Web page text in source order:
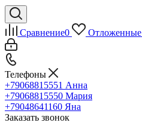
Сравнение0 Отложенные
Телефоны
+79068815551 Анна
+79068815550 Мария
+79048641160 Яна
Заказать звонок